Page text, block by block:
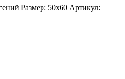
Размер: 50x60 Артикул: